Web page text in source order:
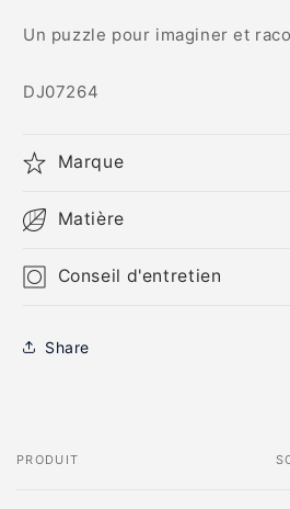
Un puzzle pour imaginer et
SKU:
DJ07264
Marque
Matière
Conseil d'entretien
Share
Votre
PRODUIT